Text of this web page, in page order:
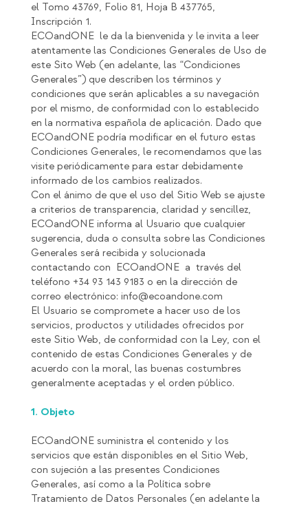
el Tomo 43769, Folio 81, Hoja B 437765,
Inscripción 1.
ECOandONE le da la bienvenida y le invita a leer
atentamente las Condiciones Generales de Uso de
este Sito Web (en adelante, las “Condiciones
Generales”) que describen los términos y
condiciones que serán aplicables a su navegación
por el mismo, de conformidad con lo establecido
en la normativa española de aplicación. Dado que
ECOandONE podría modificar en el futuro estas
Condiciones Generales, le recomendamos que las
visite periódicamente para estar debidamente
informado de los cambios realizados.
Con el ánimo de que el uso del Sitio Web se ajuste
a criterios de transparencia, claridad y sencillez,
ECOandONE informa al Usuario que cualquier
sugerencia, duda o consulta sobre las Condiciones
Generales será recibida y solucionada
contactando con ECOandONE a través del
teléfono +34 93 143 9183 o en la dirección de
correo electrónico: info@ecoandone.com
El Usuario se compromete a hacer uso de los
servicios, productos y utilidades ofrecidos por
este Sitio Web, de conformidad con la Ley, con el
contenido de estas Condiciones Generales y de
acuerdo con la moral, las buenas costumbres
generalmente aceptadas y el orden público.
1. Objeto
ECOandONE suministra el contenido y los
servicios que están disponibles en el Sitio Web,
con sujeción a las presentes Condiciones
Generales, así como a la Política sobre
Tratamiento de Datos Personales (en adelante la